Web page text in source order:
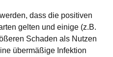
dass die positiven
gelten und einige (z.B.
Schaden als Nutzen
übermäßige Infektion